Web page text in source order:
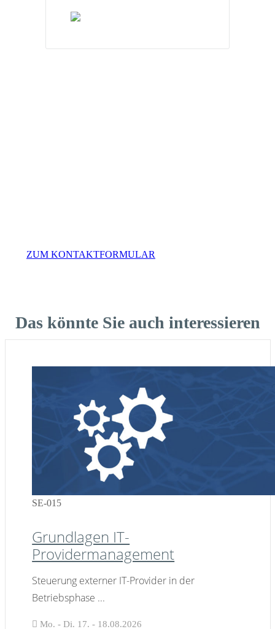
ZUM KONTAKTFORMULAR
Das könnte Sie auch interessieren
SE-015
Grundlagen IT-
Providermanagement
Steuerung externer IT-Provider in der
Betriebsphase ...
Mo. - Di. 17. - 18.08.2026